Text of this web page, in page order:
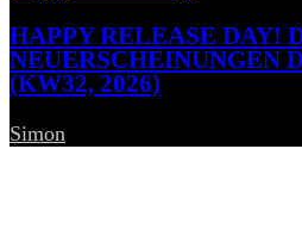
HAPPY RELEASE DAY!
NEUERSCHEINUNGEN
(KW32, 2026)
Simon